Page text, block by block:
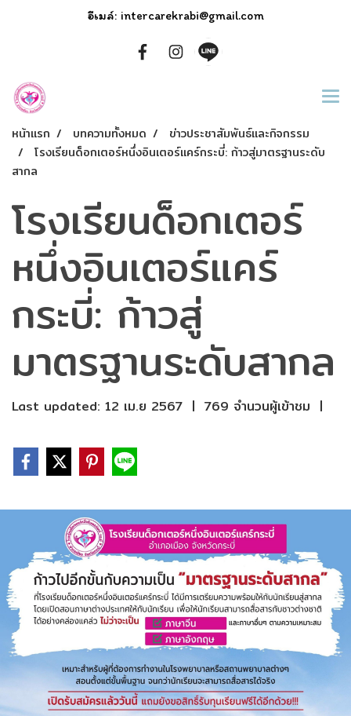
อีเมล์: intercarekrabi@gmail.com
หน้าแรก บทความทั้งหมด
ข่าวประชาสัมพันธ์และกิจกรรม
โรงเรียนด็อกเตอร์หนึ่งอินเตอร์แคร์กระบี่: ก้าวสู่มาตรฐานระดับ
สากล
โรงเรียนด็อกเตอร์
หนึ่งอินเตอร์แคร์
กระบี่: ก้าวสู่
มาตรฐานระดับสากล
Last updated: 12 เม.ย 2567 | 769 จำนวนผู้เข้าชม |